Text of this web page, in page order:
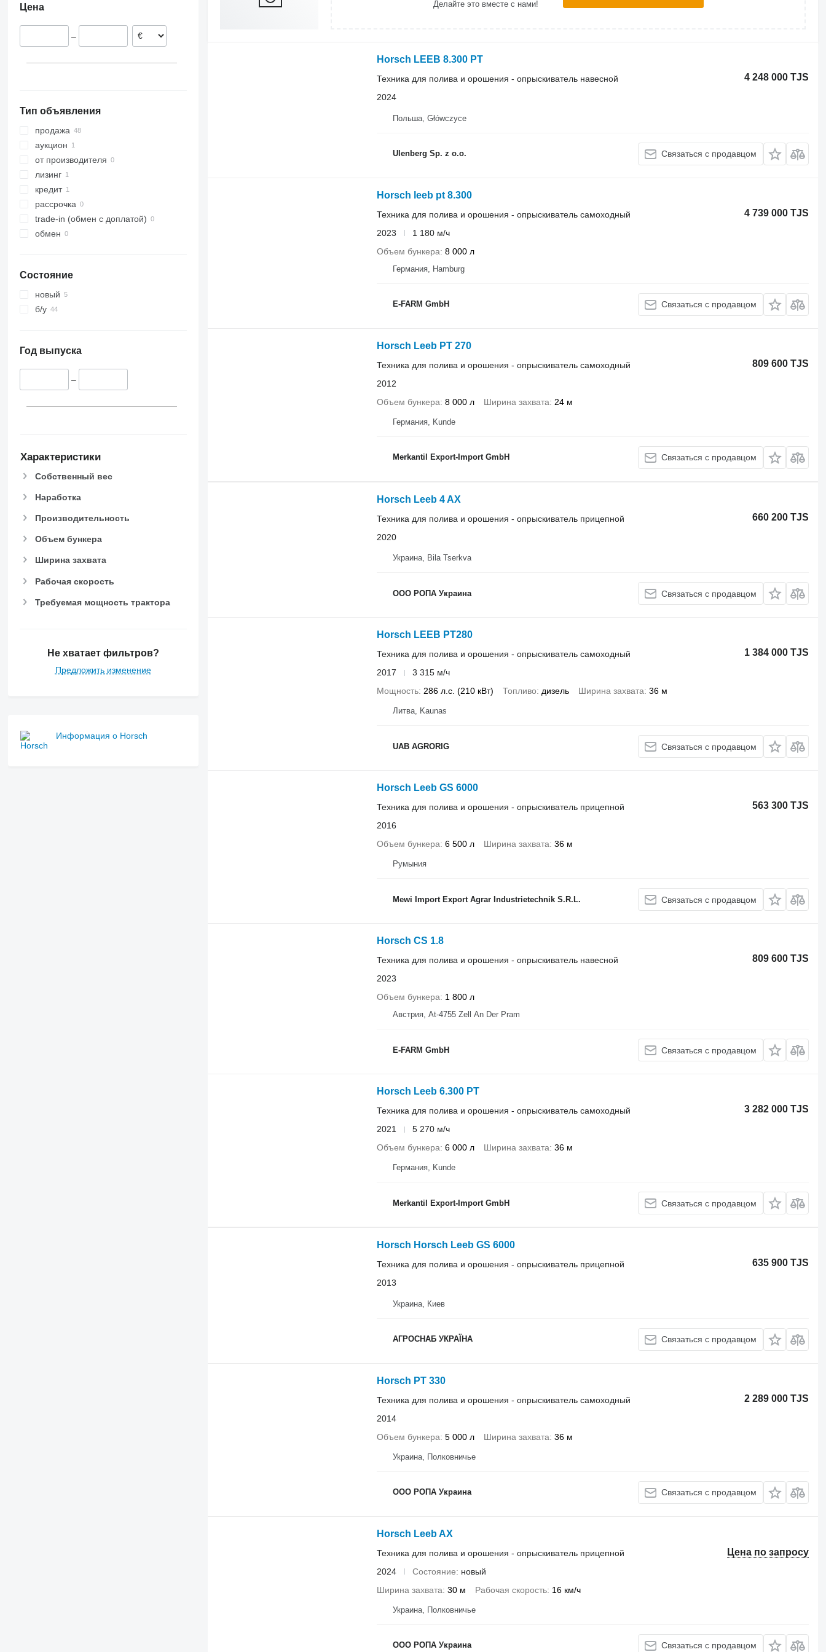
Венгрия
Польша
Цена
–
Тип объявления
продажа
аукцион
от производителя
лизинг
кредит
рассрочка
trade-in (обмен с доплатой)
обмен
Состояние
новый
б/у
Год выпуска
–
Характеристики
Собственный вес
Наработка
Производительность
Объем бункера
Ширина захвата
Рабочая скорость
Требуемая мощность трактора
Не хватает фильтров?
Предложить изменение
Информация о Horsch
Делайте это вместе с нами!
Horsch LEEB 8.300 PT
4 248 000 TJS
Техника для полива и орошения - опрыскиватель навесной
2024
Польша, Główczyce
Ulenberg Sp. z o.o. Связаться с продавцом
Horsch leeb pt 8.300
4 739 000 TJS
Техника для полива и орошения - опрыскиватель самоходный
2023
1 180 м/ч
Объем бункера 8 000 л
Германия, Hamburg
E-FARM GmbH Связаться с продавцом
Horsch Leeb PT 270
809 600 TJS
Техника для полива и орошения - опрыскиватель самоходный
2012
Объем бункера 8 000 л Ширина захвата 24 м
Германия, Kunde
Merkantil Export-Import GmbH Связаться с продавцом
Horsch Leeb 4 AX
660 200 TJS
Техника для полива и орошения - опрыскиватель прицепной
2020
Украина, Bila Tserkva
ООО РОПА Украина Связаться с продавцом
Horsch LEEB PT280
1 384 000 TJS
Техника для полива и орошения - опрыскиватель самоходный
2017
3 315 м/ч
Мощность 286 л.с. (210 кВт) Топливо дизель Ширина захвата 36 м
Литва, Kaunas
UAB AGRORIG Связаться с продавцом
Horsch Leeb GS 6000
563 300 TJS
Техника для полива и орошения - опрыскиватель прицепной
2016
Объем бункера 6 500 л Ширина захвата 36 м
Румыния
Mewi Import Export Agrar Industrietechnik S.R.L. Связаться с продавцом
Horsch CS 1.8
809 600 TJS
Техника для полива и орошения - опрыскиватель навесной
2023
Объем бункера
1 800 л
Австрия, At-4755 Zell An Der Pram
E-FARM GmbH Связаться с продавцом
Horsch Leeb 6.300 PT
3 282 000 TJS
Техника для полива и орошения - опрыскиватель самоходный
2021
5 270 м/ч
Объем бункера 6 000 л Ширина захвата 36 м
Германия, Kunde
Merkantil Export-Import GmbH Связаться с продавцом
Horsch Horsch Leeb GS 6000
635 900 TJS
Техника для полива и орошения - опрыскиватель прицепной
2013
Украина, Киев
АГРОСНАБ УКРАЇНА Связаться с продавцом
Horsch PT 330
2 289 000 TJS
Техника для полива и орошения - опрыскиватель самоходный
2014
Объем бункера 5 000 л Ширина захвата 36 м
Украина, Полковничье
ООО РОПА Украина Связаться с продавцом
Horsch Leeb AX
Цена по запросу
Техника для полива и орошения - опрыскиватель прицепной
2024
Состояние
новый
Ширина захвата 30 м Рабочая скорость 16 км/ч
Украина, Полковничье
ООО РОПА Украина Связаться с продавцом